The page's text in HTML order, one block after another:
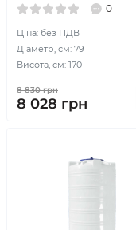
0
Ціна: без ПДВ
Діаметр, см: 79
Висота, см: 170
8 830грн
8 028 грн